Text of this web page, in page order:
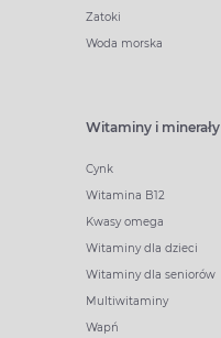
Zatoki
Woda morska
Witaminy i minerały
Cynk
Witamina B12
Kwasy omega
Witaminy dla dzieci
Witaminy dla seniorów
Multiwitaminy
Wapń